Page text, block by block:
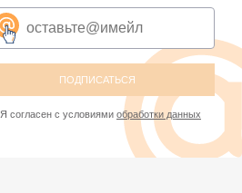
ПОДПИСАТЬСЯ
Я согласен с условиями обработки данных